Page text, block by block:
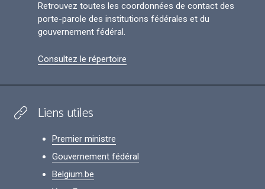
Retrouvez toutes les coordonnées de contact des
porte-parole des institutions fédérales et du
gouvernement fédéral.
Consultez le répertoire
Liens utiles
Premier ministre
Gouvernement fédéral
Belgium.be